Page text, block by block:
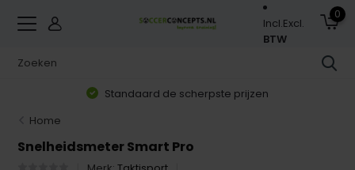
Incl.Excl.
BTW
0
Standaard de scherpste prijzen
Home
Snelheidsmeter Smart Pro